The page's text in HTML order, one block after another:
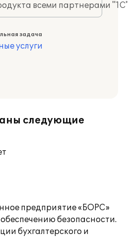
всеми партнерами
задача
услуги
следующие
предприятие «БОРС»
безопасности.
бухгалтерского и